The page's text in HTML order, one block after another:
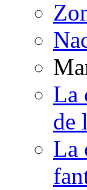
La
de
La